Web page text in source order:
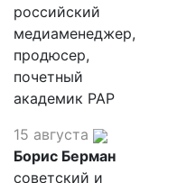
российский
медиаменеджер,
продюсер,
почетный
академик РАР
15 августа
Борис Берман
советский и